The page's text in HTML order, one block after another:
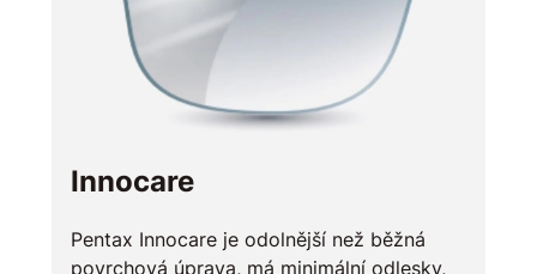
Innocare
Pentax Innocare je odolnější než běžná
povrchová úprava, má minimální odlesky,